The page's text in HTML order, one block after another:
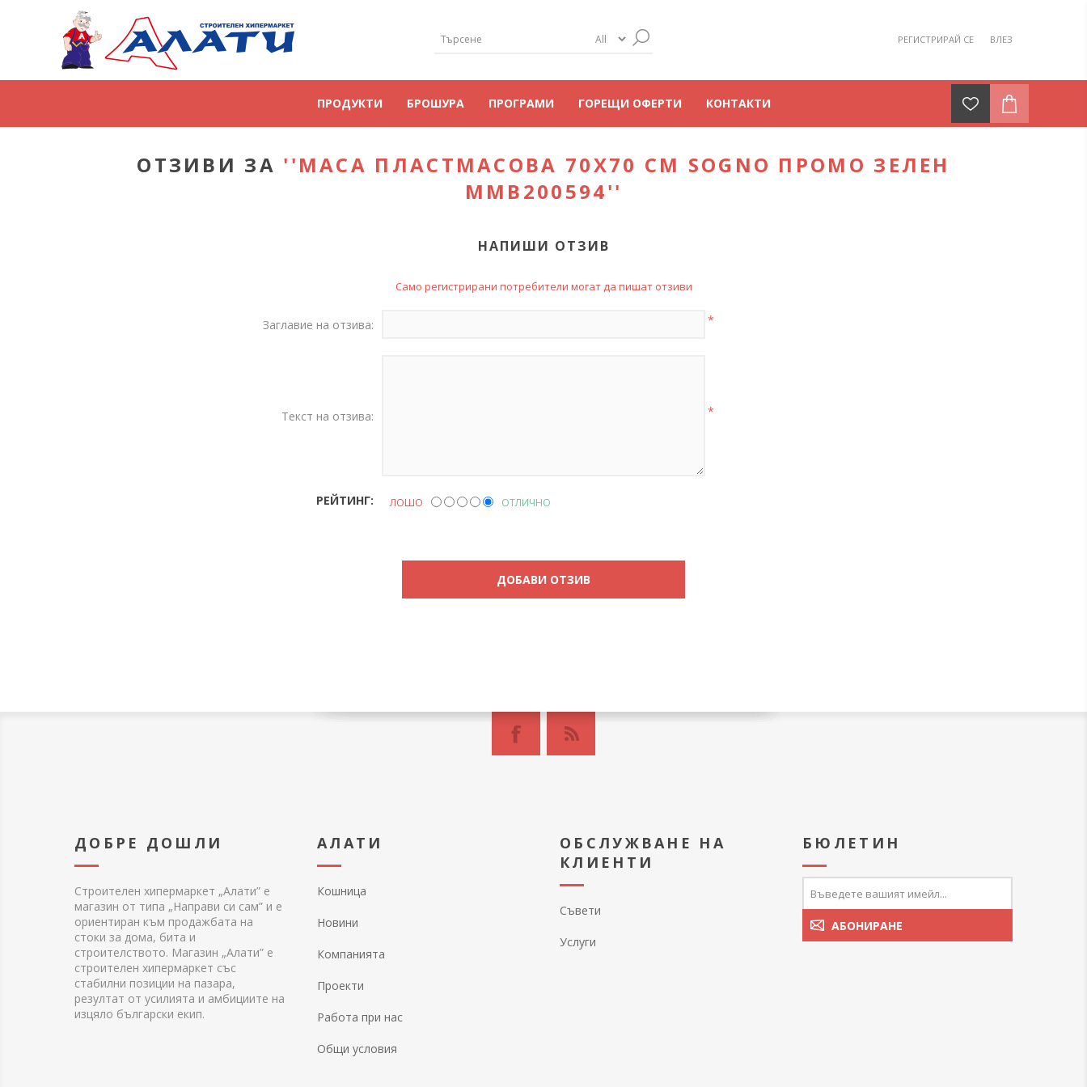
РЕГИСТРИРАЙ СЕ ВЛЕЗ
ПРОДУКТИ БРОШУРА ПРОГРАМИ ГОРЕЩИ ОФЕРТИ КОНТАКТИ
ОТЗИВИ ЗА
МАСА ПЛАСТМАСОВА 70Х70 СМ SOGNO ПРОМО ЗЕЛЕН
MMB200594
НАПИШИ ОТЗИВ
Само регистрирани потребители могат да пишат отзиви
Заглавие на отзива: *
Текст на отзива: *
РЕЙТИНГ: ЛОШО ОТЛИЧНО
ДОБРЕ ДОШЛИ
Строителен хипермаркет „Алати” е
магазин от типа „Направи си сам” и е
ориентиран към продажбата на
стоки за дома, бита и
строителството. Магазин „Алати” е
строителен хипермаркет със
стабилни позиции на пазара,
резултат от усилията и амбициите на
изцяло български екип.
АЛАТИ
Кошница
Новини
Компанията
Проекти
Работа при нас
Общи условия
ОБСЛУЖВАНЕ НА
КЛИЕНТИ
Съвети
Услуги
БЮЛЕТИН